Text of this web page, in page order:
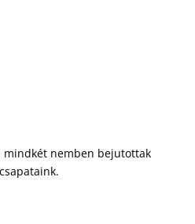
mindkét nemben bejutottak